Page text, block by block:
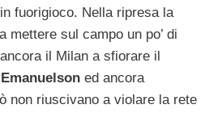
fuorigioco. Nella ripresa la
mettere sul campo un po’ di
il Milan a sfiorare il
ed ancora
non riuscivano a violare la rete